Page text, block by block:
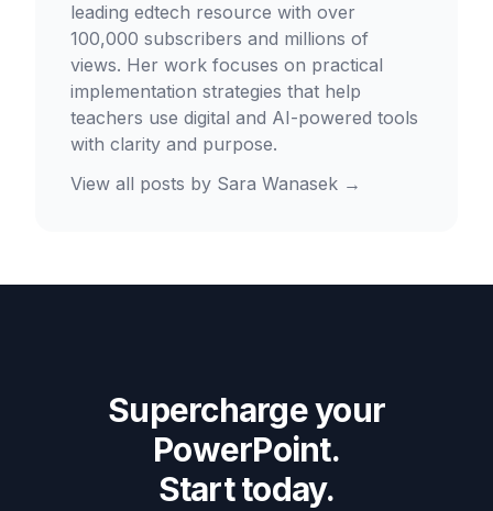
leading edtech resource with over
100,000 subscribers and millions of
views. Her work focuses on practical
implementation strategies that help
teachers use digital and AI-powered tools
with clarity and purpose.
View all posts by Sara Wanasek →
Supercharge your
PowerPoint.
Start today.